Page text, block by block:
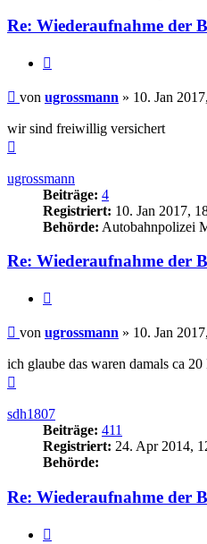
Re: Wiederaufnahme der
Beitrag
von ugrossmann » 10. Jan
wir sind freiwillig versichert
ugrossmann
Beiträge: 4
Registriert: 10. Jan 2017,
Behörde: Autobahnpolizei
Re: Wiederaufnahme der
Beitrag
von ugrossmann » 10. Jan
ich glaube das waren damals ca
sdh1807
Beiträge: 411
Registriert: 24. Apr 2014,
Behörde:
Re: Wiederaufnahme der